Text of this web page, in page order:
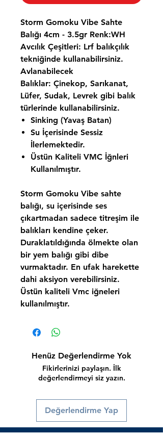
Storm Gomoku Vibe Sahte
Balığı 4cm - 3.5gr Renk:WH
Avcılık Çeşitleri: Lrf balıkçılık
tekniğinde kullanabilirsiniz.
Avlanabilecek
Balıklar: Çinekop, Sarıkanat,
Lüfer, Sudak, Levrek gibi balık
türlerinde kullanabilirsiniz.
Sinking (Yavaş Batan)
Su İçerisinde Sessiz
İlerlemektedir.
Üstün Kaliteli VMC İğnleri
Kullanılmıştır.
Storm Gomoku Vibe sahte
balığı, su içerisinde ses
çıkartmadan sadece titreşim ile
balıkları kendine çeker.
Duraklatıldığında ölmekte olan
bir yem balığı gibi dibe
vurmaktadır. En ufak harekette
dahi aksiyon verebilirsiniz.
Üstün kaliteli Vmc iğneleri
kullanılmıştır.
Henüz Değerlendirme Yok
Fikirlerinizi paylaşın. İlk
değerlendirmeyi siz yazın.
Değerlendirme Yap